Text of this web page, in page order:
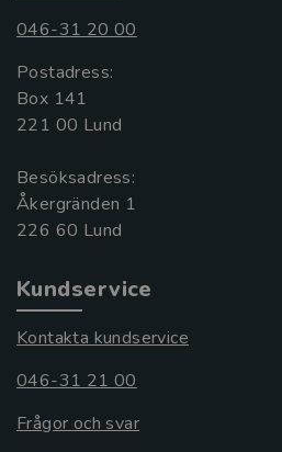
046-31 20 00
Postadress:
Box 141
221 00 Lund
Besöksadress:
Åkergränden 1
Kundservice
Kontakta kundservice
046-31 21 00
Frågor och svar